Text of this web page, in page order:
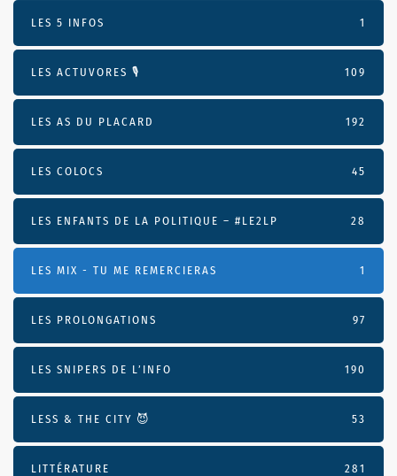
LES 5 INFOS 1
LES ACTUVORES 🎙 109
LES AS DU PLACARD 192
LES COLOCS 45
LES ENFANTS DE LA POLITIQUE – #LE2LP 28
LES MIX - TU ME REMERCIERAS 1
LES PROLONGATIONS 97
LES SNIPERS DE L’INFO 190
LESS & THE CITY 😈 53
LITTÉRATURE 281